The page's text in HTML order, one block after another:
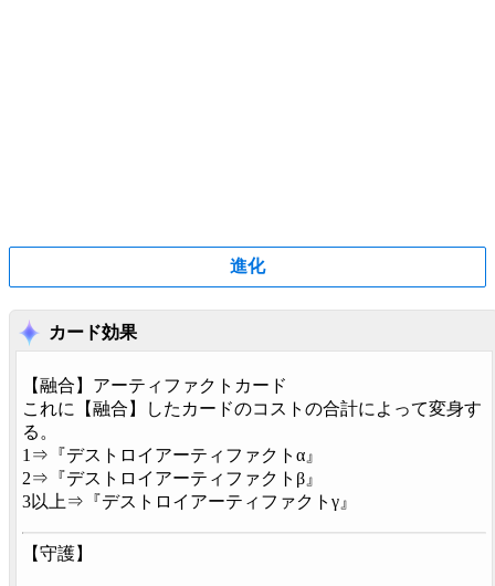
進化
カード効果
【融合 】アーティファクトカード
これに【融合 】したカードのコストの合計によって変身す
る。
1⇒『デストロイアーティファクトα』
2⇒『デストロイアーティファクトβ』
3以上⇒『デストロイアーティファクトγ』
【守護】